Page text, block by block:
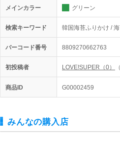
メインカラー グリーン
検索キーワード 韓国海苔ふりかけ /
バーコード番号 8809270662763
初投稿者 LOVE!SUPER（0）
商品ID G00002459
みんなの購入店